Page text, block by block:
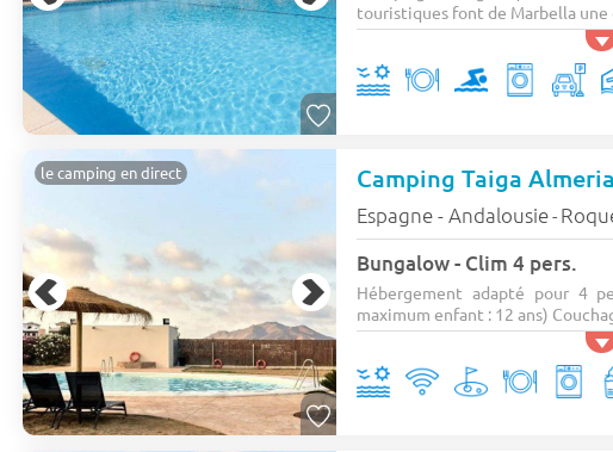
touristiques font de Marbella
le camping en direct Camping Taiga
Espagne - Andalousie-
Bungalow - Clim 4 pers.
Hébergement adapté pour 4
maximum enfant : 12 ans)